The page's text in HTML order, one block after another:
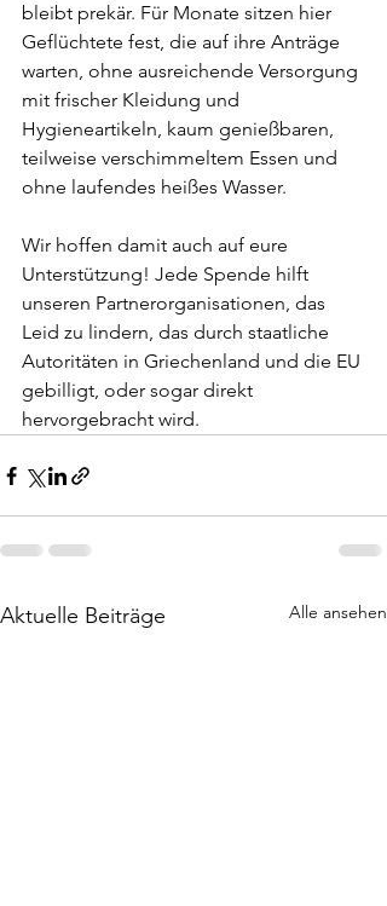
bleibt prekär. Für Monate sitzen hier
Geflüchtete fest, die auf ihre Anträge
warten, ohne ausreichende Versorgung
mit frischer Kleidung und
Hygieneartikeln, kaum genießbaren,
teilweise verschimmeltem Essen und
ohne laufendes heißes Wasser.
Wir hoffen damit auch auf eure
Unterstützung! Jede Spende hilft
unseren Partnerorganisationen, das
Leid zu lindern, das durch staatliche
Autoritäten in Griechenland und die EU
gebilligt, oder sogar direkt
hervorgebracht wird.
Aktuelle Beiträge Alle ansehen